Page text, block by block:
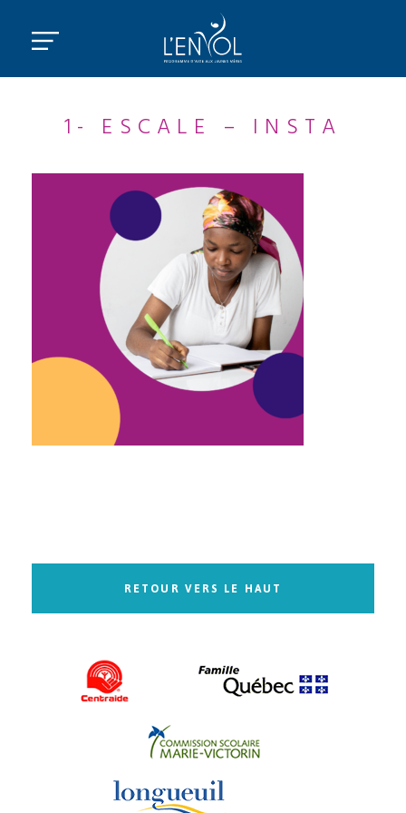
1- ESCALE – INSTA
RETOUR VERS LE HAUT